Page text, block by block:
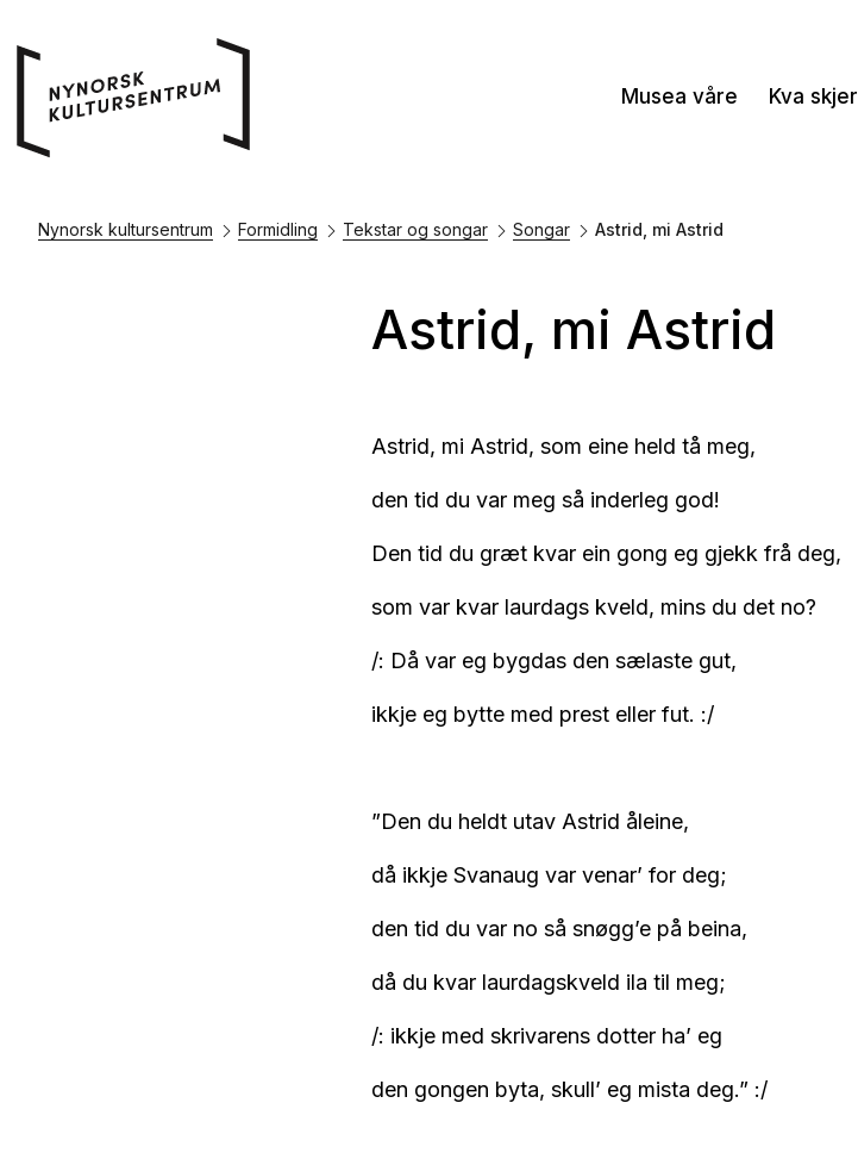
Musea våre Kva skjer
Nynorsk kultursentrum Formidling Tekstar og songar Songar Astrid, mi Astrid
Astrid, mi Astrid
Astrid, mi Astrid, som eine held tå meg,
den tid du var meg så inderleg god!
Den tid du græt kvar ein gong eg gjekk frå deg,
som var kvar laurdags kveld, mins du det no?
/: Då var eg bygdas den sælaste gut,
ikkje eg bytte med prest eller fut. :/
”Den du heldt utav Astrid åleine,
då ikkje Svanaug var venar’ for deg;
den tid du var no så snøgg’e på beina,
då du kvar laurdagskveld ila til meg;
/: ikkje med skrivarens dotter ha’ eg
den gongen byta, skull’ eg mista deg.” :/